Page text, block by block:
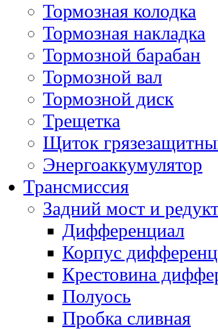
Тормозная колодка
Тормозная накладка
Тормозной барабан
Тормозной вал
Тормозной диск
Трещетка
Щиток
Энергоаккумулятор
Трансмиссия
Задний мост и
Дифференциал
Корпус
Крестовина
Полуось
Пробка сливная